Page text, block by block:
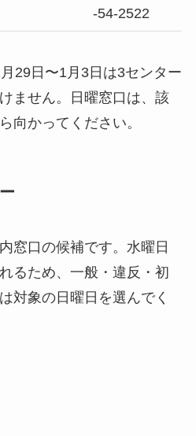
-54-2522
29日〜1月3日は3センター
ません。日曜窓口は、該
向かってください。
窓口の候補です。水曜日
るため、一般・違反・初
対象の日曜日を選んでく